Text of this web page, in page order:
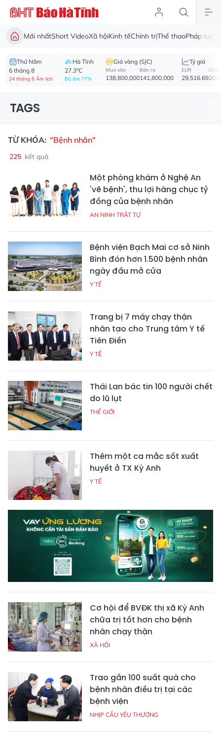
Mới nhấtShort VideoXã hộiKinh tếChính trịThể thaoPháp luật
Thứ Năm
6 tháng 8
24 tháng 6 Âm lịch
Hà Tĩnh
27.3°C
Độ ẩm 77%
Giá vàng (SJC)
Mua vào
138,800,000
Bán ra
141,800,000
Tỷ giá
EUR
29,516.69
USD
TAGS
TỪ KHÓA: "Bệnh nhân"
225 kết quả
Một phòng khám ở Nghệ An
'vẽ bệnh', thu lợi hàng chục tỷ
đồng của bệnh nhân
AN NINH TRẬT TỰ
Bệnh viện Bạch Mai cơ sở Ninh
Bình đón hơn 1.500 bệnh nhân
ngày đầu mở cửa
Y TẾ
Trang bị 7 máy chạy thận
nhân tạo cho Trung tâm Y tế
Tiên Điền
Y TẾ
Thái Lan bác tin 100 người chết
do lũ lụt
THẾ GIỚI
Thêm một ca mắc sốt xuất
huyết ở TX Kỳ Anh
Y TẾ
Cơ hội để BVĐK thị xã Kỳ Anh
chữa trị tốt hơn cho bệnh
nhân chạy thận
XÃ HỘI
Trao gần 100 suất quà cho
bệnh nhân điều trị tại các
bệnh viện
NHỊP CẦU YÊU THƯƠNG